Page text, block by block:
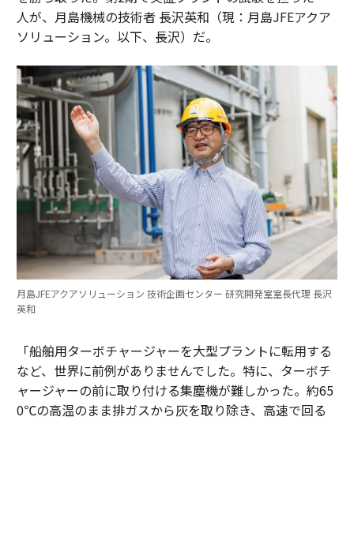
人が、月島機械の技術者 長沢英和（現：月島JFEアクア
ソリューション。以下、長沢）だ。
月島JFEアクアソリューション 技術企画センター 研究開発室室長代理 長沢
英和
「船舶用ターボチャージャーを大型プラントに転用する
など、世界に前例がありませんでした。特に、ターボチ
ャージャーの前に取り付ける集塵機が難しかった。約65
0℃の高温のまま排ガスから灰を取り除き、高速で回る